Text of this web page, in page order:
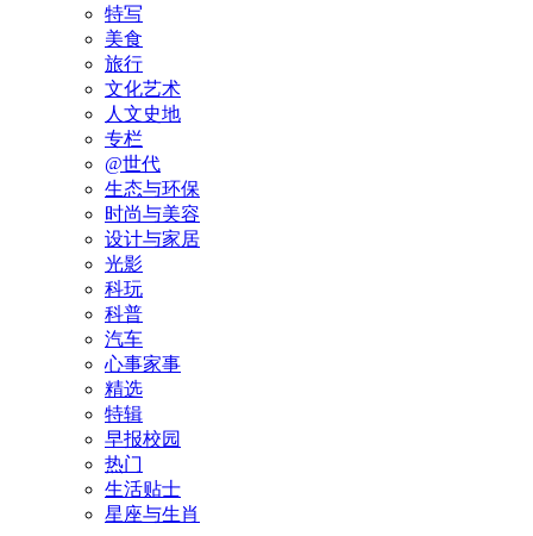
特写
美食
旅行
文化艺术
人文史地
专栏
@世代
生态与环保
时尚与美容
设计与家居
光影
科玩
科普
汽车
心事家事
精选
特辑
早报校园
热门
生活贴士
星座与生肖